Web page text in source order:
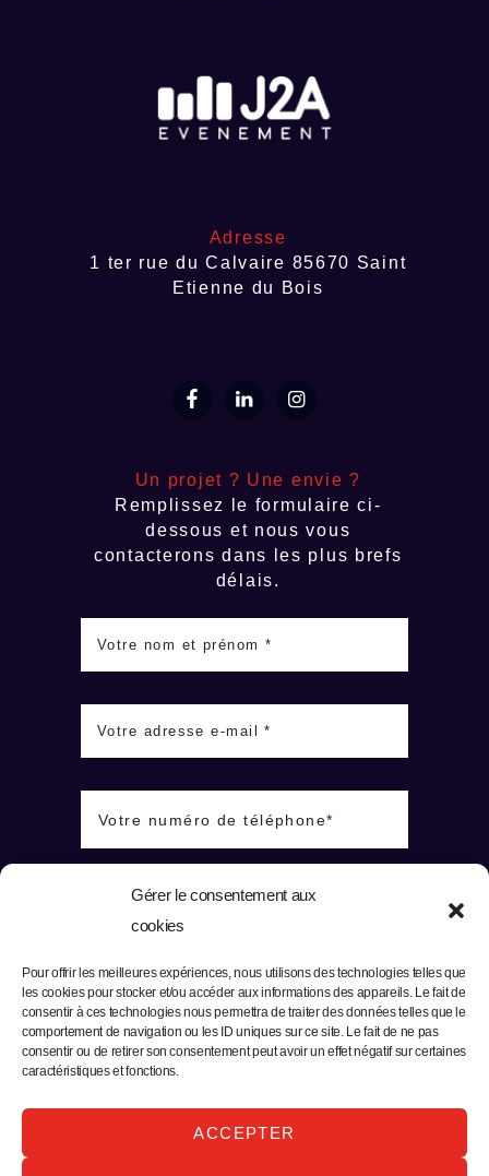
Gérer le consentement aux
cookies
Pour offrir les meilleures expériences, nous utilisons des technologies telles que
les cookies pour stocker et/ou accéder aux informations des appareils. Le fait de
consentir à ces technologies nous permettra de traiter des données telles que le
comportement de navigation ou les ID uniques sur ce site. Le fait de ne pas
consentir ou de retirer son consentement peut avoir un effet négatif sur certaines
caractéristiques et fonctions.
ACCEPTER
Adresse
1 ter rue du Calvaire 85670 Saint
Etienne du Bois
Un projet ? Une envie ?
Remplissez le formulaire ci-
dessous et nous vous
contacterons dans les plus brefs
délais.